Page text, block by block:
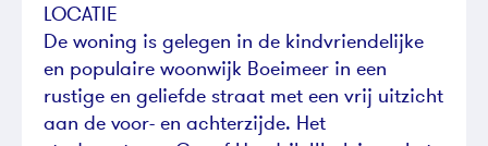
LOCATIE
De woning is gelegen in de kindvriendelijke
en populaire woonwijk Boeimeer in een
rustige en geliefde straat met een vrij uitzicht
aan de voor- en achterzijde. Het